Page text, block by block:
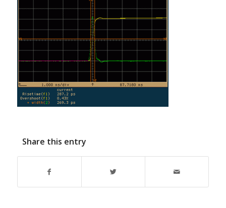
Share this entry